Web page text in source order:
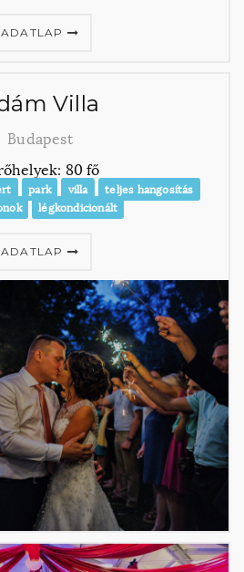
ADATLAP
Villa
Budapest
80 fő
park villa
teljes hangosítás
légkondicionált
ADATLAP